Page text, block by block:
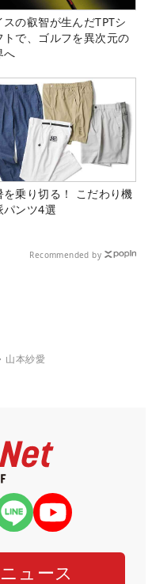
スの叡智が生んだTPTシ
トで、ゴルフを異次元の
へ
を乗り切る！ こだわり機
パンツ4選
Recommended by
山本紗愛
ュース